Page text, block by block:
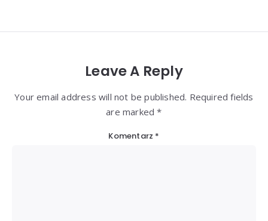
Leave A Reply
Your email address will not be published. Required fields
are marked *
Komentarz *